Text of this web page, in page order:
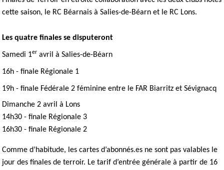
cette saison, le RC Béarnais à Salies-de-Béarn et le RC Lons.
Les quatre finales se disputeront
Samedi 1er avril à Salies-de-Béarn
16h - finale Régionale 1
19h - finale Fédérale 2 féminine entre le FAR Biarritz et Sévignacq
Dimanche 2 avril à Lons
14h30 - finale Régionale 3
16h30 - finale Régionale 2
Comme d’habitude, les cartes d’abonnés.es ne sont pas valables le
jour des finales de terroir. Le tarif d’entrée générale à partir de 16